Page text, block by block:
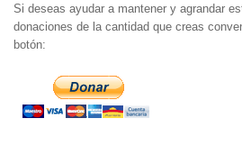
Si deseas ayudar a mantener y agrandar
donaciones de la cantidad que creas
botón: